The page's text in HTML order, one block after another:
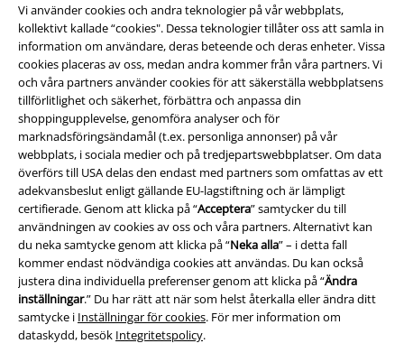
Vi använder cookies och andra teknologier på vår webbplats,
kollektivt kallade “cookies". Dessa teknologier tillåter oss att samla in
information om användare, deras beteende och deras enheter. Vissa
cookies placeras av oss, medan andra kommer från våra partners. Vi
och våra partners använder cookies för att säkerställa webbplatsens
tillförlitlighet och säkerhet, förbättra och anpassa din
shoppingupplevelse, genomföra analyser och för
marknadsföringsändamål (t.ex. personliga annonser) på vår
webbplats, i sociala medier och på tredjepartswebbplatser. Om data
överförs till USA delas den endast med partners som omfattas av ett
adekvansbeslut enligt gällande EU-lagstiftning och är lämpligt
certifierade. Genom att klicka på “Acceptera” samtycker du till
användningen av cookies av oss och våra partners. Alternativt kan
du neka samtycke genom att klicka på “Neka alla” – i detta fall
kommer endast nödvändiga cookies att användas. Du kan också
justera dina individuella preferenser genom att klicka på “Ändra
inställningar.” Du har rätt att när som helst återkalla eller ändra ditt
samtycke i Inställningar för cookies. För mer information om
dataskydd, besök Integritetspolicy.
Juridisk information/Villkor
Villkor
Om oss
Ladda ner villkoren
Avfallshantering och miljöskydd
Försäkran om överensstämmelse